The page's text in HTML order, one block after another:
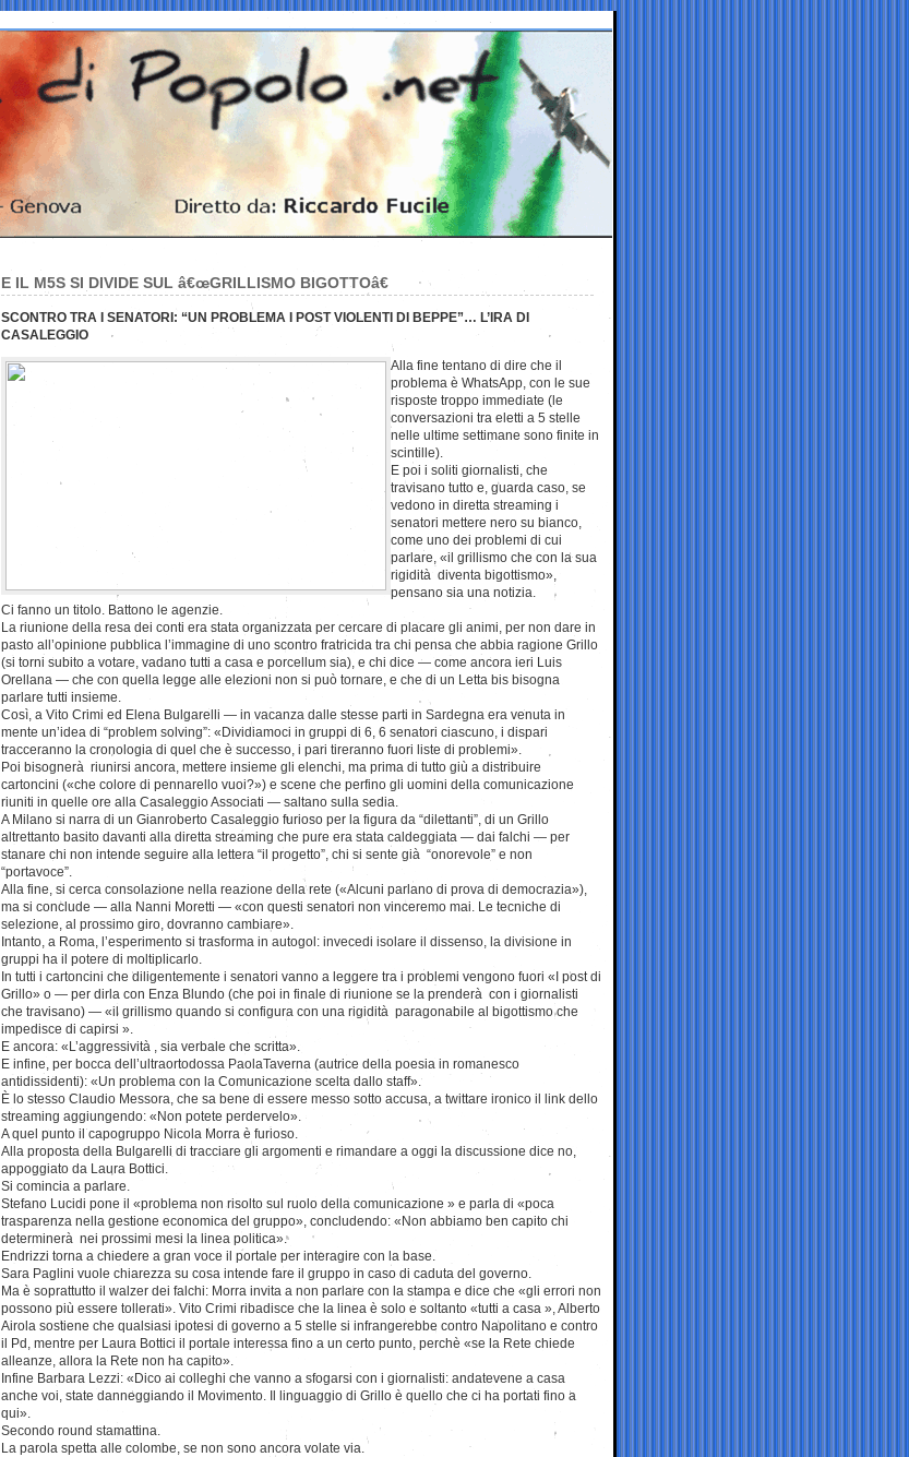
E IL M5S SI DIVIDE SUL â€œGRILLISMO BIGOTTOâ€
SCONTRO TRA I SENATORI: “UN PROBLEMA I POST VIOLENTI DI BEPPE”… L’IRA DI
CASALEGGIO
Alla fine tentano di dire che il
problema è WhatsApp, con le sue
risposte troppo immediate (le
conversazioni tra eletti a 5 stelle
nelle ultime settimane sono finite in
scintille).
E poi i soliti giornalisti, che
travisano tutto e, guarda caso, se
vedono in diretta streaming i
senatori mettere nero su bianco,
come uno dei problemi di cui
parlare, «il grillismo che con la sua
rigidità diventa bigottismo»,
pensano sia una notizia.
Ci fanno un titolo. Battono le agenzie.
La riunione della resa dei conti era stata organizzata per cercare di placare gli animi, per non dare in
pasto all’opinione pubblica l’immagine di uno scontro fratricida tra chi pensa che abbia ragione Grillo
(si torni subito a votare, vadano tutti a casa e porcellum sia), e chi dice — come ancora ieri Luis
Orellana — che con quella legge alle elezioni non si può tornare, e che di un Letta bis bisogna
parlare tutti insieme.
Così, a Vito Crimi ed Elena Bulgarelli — in vacanza dalle stesse parti in Sardegna era venuta in
mente un’idea di “problem solving”: «Dividiamoci in gruppi di 6, 6 senatori ciascuno, i dispari
tracceranno la cronologia di quel che è successo, i pari tireranno fuori liste di problemi».
Poi bisognerà riunirsi ancora, mettere insieme gli elenchi, ma prima di tutto giù a distribuire
cartoncini («che colore di pennarello vuoi?») e scene che perfino gli uomini della comunicazione
riuniti in quelle ore alla Casaleggio Associati — saltano sulla sedia.
A Milano si narra di un Gianroberto Casaleggio furioso per la figura da “dilettanti”, di un Grillo
altrettanto basito davanti alla diretta streaming che pure era stata caldeggiata — dai falchi — per
stanare chi non intende seguire alla lettera “il progetto”, chi si sente già “onorevole” e non
“portavoce”.
Alla fine, si cerca consolazione nella reazione della rete («Alcuni parlano di prova di democrazia»),
ma si conclude — alla Nanni Moretti — «con questi senatori non vinceremo mai. Le tecniche di
selezione, al prossimo giro, dovranno cambiare».
Intanto, a Roma, l’esperimento si trasforma in autogol: invecedi isolare il dissenso, la divisione in
gruppi ha il potere di moltiplicarlo.
In tutti i cartoncini che diligentemente i senatori vanno a leggere tra i problemi vengono fuori «I post di
Grillo» o — per dirla con Enza Blundo (che poi in finale di riunione se la prenderà con i giornalisti
che travisano) — «il grillismo quando si configura con una rigidità paragonabile al bigottismo che
impedisce di capirsi ».
E ancora: «L’aggressività , sia verbale che scritta».
E infine, per bocca dell’ultraortodossa PaolaTaverna (autrice della poesia in romanesco
antidissidenti): «Un problema con la Comunicazione scelta dallo staff».
È lo stesso Claudio Messora, che sa bene di essere messo sotto accusa, a twittare ironico il link dello
streaming aggiungendo: «Non potete perdervelo».
A quel punto il capogruppo Nicola Morra è furioso.
Alla proposta della Bulgarelli di tracciare gli argomenti e rimandare a oggi la discussione dice no,
appoggiato da Laura Bottici.
Si comincia a parlare.
Stefano Lucidi pone il «problema non risolto sul ruolo della comunicazione » e parla di «poca
trasparenza nella gestione economica del gruppo», concludendo: «Non abbiamo ben capito chi
determinerà nei prossimi mesi la linea politica».
Endrizzi torna a chiedere a gran voce il portale per interagire con la base.
Sara Paglini vuole chiarezza su cosa intende fare il gruppo in caso di caduta del governo.
Ma è soprattutto il walzer dei falchi: Morra invita a non parlare con la stampa e dice che «gli errori non
possono più essere tollerati». Vito Crimi ribadisce che la linea è solo e soltanto «tutti a casa », Alberto
Airola sostiene che qualsiasi ipotesi di governo a 5 stelle si infrangerebbe contro Napolitano e contro
il Pd, mentre per Laura Bottici il portale interessa fino a un certo punto, perchè «se la Rete chiede
alleanze, allora la Rete non ha capito».
Infine Barbara Lezzi: «Dico ai colleghi che vanno a sfogarsi con i giornalisti: andatevene a casa
anche voi, state danneggiando il Movimento. Il linguaggio di Grillo è quello che ci ha portati fino a
qui».
Secondo round stamattina.
La parola spetta alle colombe, se non sono ancora volate via.